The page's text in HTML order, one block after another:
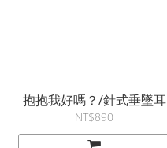
抱抱我好嗎？/針式垂墜耳
NT$890